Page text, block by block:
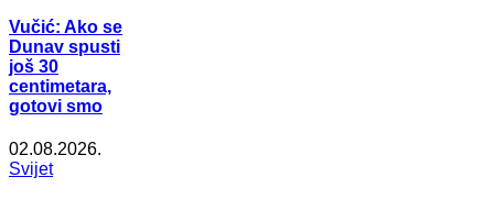
Vučić: Ako se
Dunav spusti
još 30
centimetara,
gotovi smo
02.08.2026.
Svijet